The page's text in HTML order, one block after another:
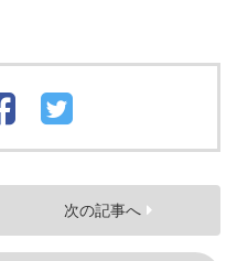
次の記事へ